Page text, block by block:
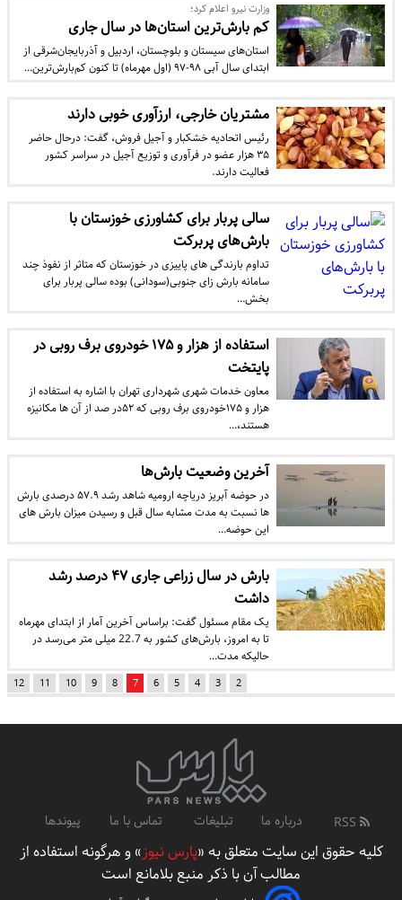
وزارت نیرو اعلام کرد؛
کم‌ بارش‌ترین استان‌ها در سال جاری
استان‌های سیستان و بلوچستان، اردبیل و آذربایجان‌شرقی از
ابتدای سال آبی ۹۸-۹۷ (اول مهرماه) تا کنون کم‌بارش‌ترین…
مشتریان خارجی، ارزآوری خوبی دارند
رئیس اتحادیه خشکبار و آجیل فروش، گفت: درحال حاضر
۳۵ هزار عضو در فرآوری و توزیع آجیل در سراسر کشور
فعالیت دارند.
سالی پربار برای کشاورزی خوزستان با
بارش‌های پربرکت
تداوم بارندگی های پاییزی در خوزستان که متاثر از نفوذ چند
سامانه بارش زای جنوبی(سودانی) بوده سالی پربار برای
بخش…
استفاده از هزار و ۱۷۵ خودروی برف روبی در
پایتخت
معاون خدمات شهری شهرداری تهران با اشاره به استفاده از
هزار و ۱۷۵خودروی برف روبی که ۵۲در صد از آن ها مکانیزه
هستند،…
آخرین وضعیت بارش‌ها
در حوضه آبریز دریاچه ارومیه شاهد رشد ۵۷.۹ درصدی بارش
ها نسبت به مدت مشابه سال قبل و رسیدن میزان بارش های
این حوضه…
بارش در سال زراعی جاری ۴۷ درصد رشد
داشت
یک مقام مسئول گفت: براساس آخرین آمار از ابتدای مهرماه
تا به امروز، بارش‌های کشور به 22.7 میلی متر می‌رسد در
حالیکه مدت…
2
3
4
5
6
7
8
9
10
11
12
درباره ما تبلیغات تماس با ما پیوندها
کلیه حقوق این سایت متعلق به «پارس نیوز» و هرگونه استفاده از
مطالب آن با ذکر منبع بلامانع است